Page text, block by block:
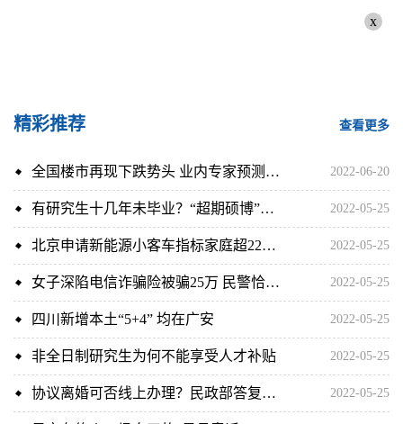
x
精彩推荐 查看更多
全国楼市再现下跌势头 业内专家预测广州楼市复苏时间 2022-06-20
有研究生十几年未毕业？“超期硕博”难博一纸文凭 2022-05-25
北京申请新能源小客车指标家庭超22万 个人超42.8万 2022-05-25
女子深陷电信诈骗险被骗25万 民警恰好路过及时阻拦 2022-05-25
四川新增本土“5+4” 均在广安 2022-05-25
非全日制研究生为何不能享受人才补贴 2022-05-25
协议离婚可否线上办理？民政部答复：不存在线上办理登记手续 2022-05-25